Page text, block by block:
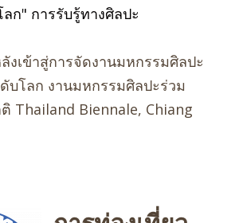
ก" การรับรู้ทางศิลปะ
งเข้าสู่การจัดงานมหกรรมศิลปะ
บโลก งานมหกรรมศิลปะร่วม
Thailand Biennale, Chiang